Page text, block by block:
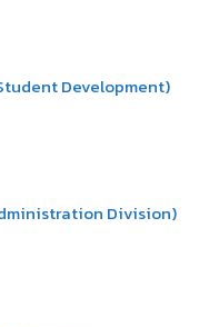
Development)
Division)